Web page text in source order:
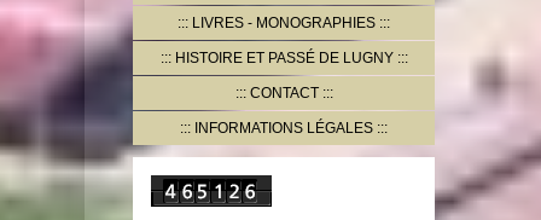
LIVRES - MONOGRAPHIES
HISTOIRE ET PASSÉ DE LUGNY
CONTACT
INFORMATIONS LÉGALES